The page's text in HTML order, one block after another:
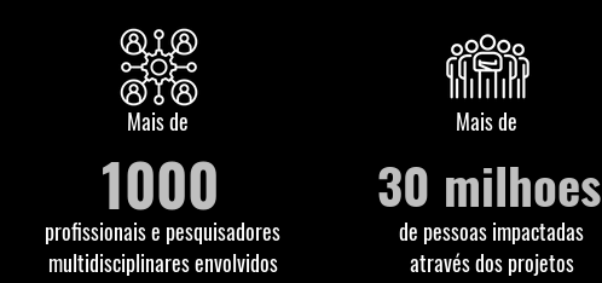
Mais de
1000
profissionais e pesquisadores
multidisciplinares envolvidos
Mais de
30 milhoes
de pessoas impactadas
através dos projetos